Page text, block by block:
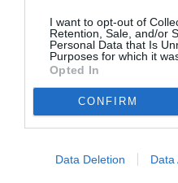
I want to opt-out of
Retention, Sale, and/or
Personal Data that Is
Purposes for which it
Opted In
CONFIRM
Data Deletion Data
La aceste sume se
avocatului. Și aici se
părți. Avocatul este liber
independent onorariul,
furniza în prealabil o
De regulă, onorariul nu